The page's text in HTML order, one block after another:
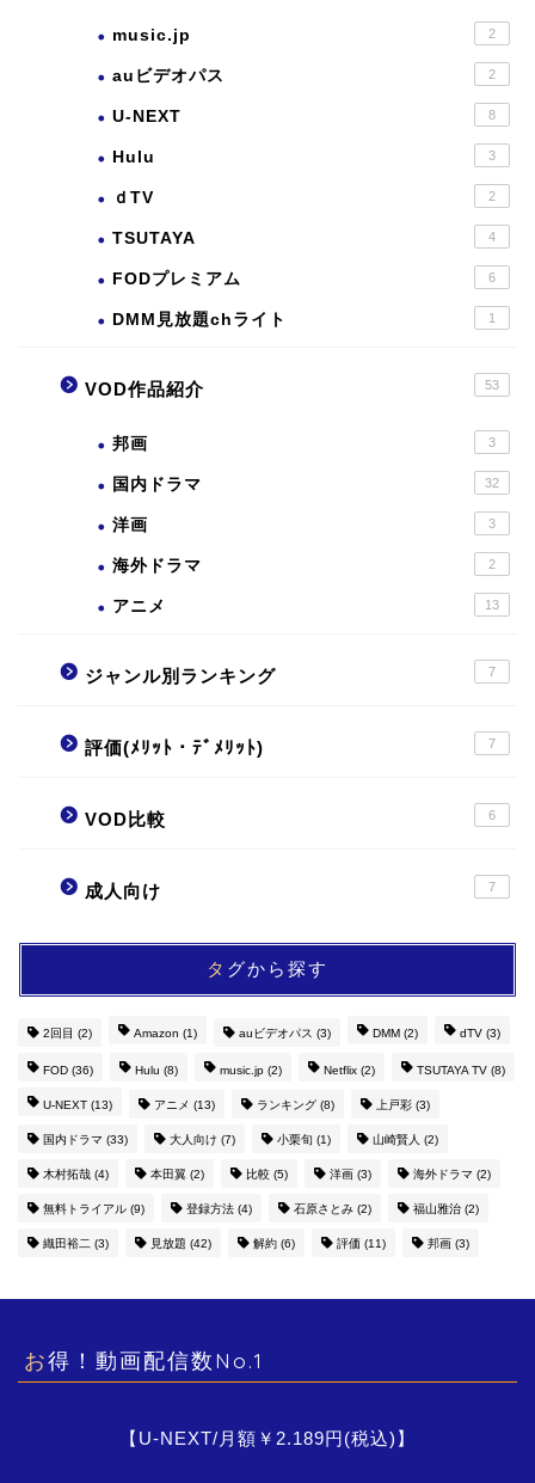
music.jp 2
auビデオパス 2
U-NEXT 8
Hulu 3
ｄTV 2
TSUTAYA 4
FODプレミアム 6
DMM見放題chライト 1
VOD作品紹介 53
邦画 3
国内ドラマ 32
洋画 3
海外ドラマ 2
アニメ 13
ジャンル別ランキング 7
評価(ﾒﾘｯﾄ・ﾃﾞﾒﾘｯﾄ) 7
VOD比較 6
成人向け 7
タグから探す
2回目 (2) Amazon (1) auビデオパス (3) DMM (2) dTV (3)
FOD (36) Hulu (8) music.jp (2) Netflix (2) TSUTAYA TV (8)
U-NEXT (13) アニメ (13) ランキング (8) 上戸彩 (3)
国内ドラマ (33) 大人向け (7) 小栗旬 (1) 山崎賢人 (2)
木村拓哉 (4) 本田翼 (2) 比較 (5) 洋画 (3) 海外ドラマ (2)
無料トライアル (9) 登録方法 (4) 石原さとみ (2) 福山雅治 (2)
織田裕二 (3) 見放題 (42) 解約 (6) 評価 (11) 邦画 (3)
お得！動画配信数No.1
【U-NEXT/月額￥2.189円(税込)】